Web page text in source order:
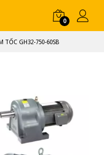
0
TỐC GH32-750-60SB